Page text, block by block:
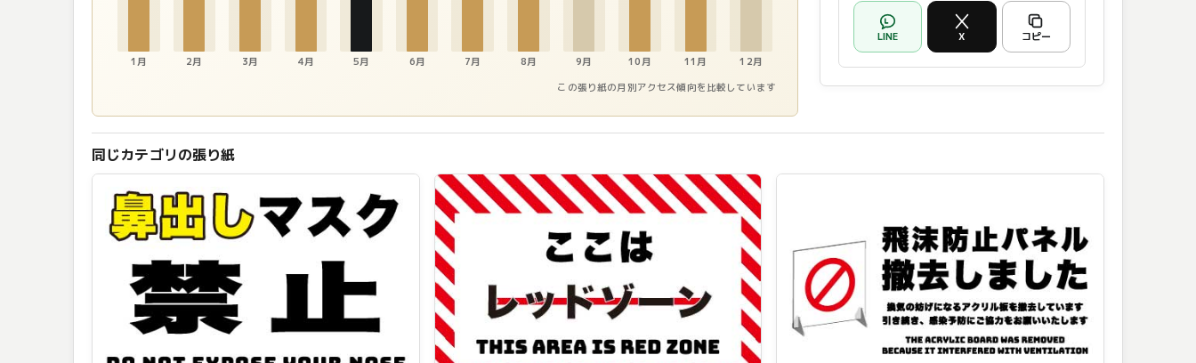
1月 2月 3月 4月 5月 6月 7月 8月 9月 10月 11月 12月
この張り紙の月別アクセス傾向を比較しています
LINE X コピー
同じカテゴリの張り紙